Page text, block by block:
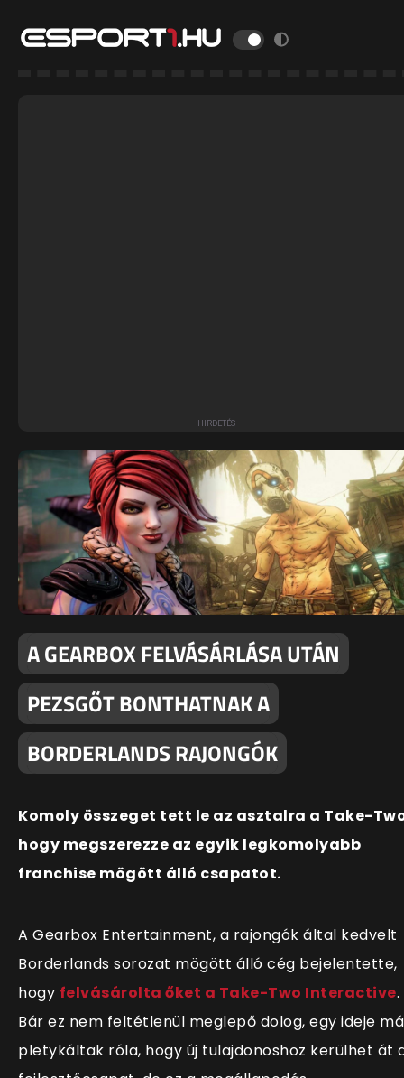
A GEARBOX FELVÁSÁRLÁSA UTÁN
PEZSGŐT BONTHATNAK A
BORDERLANDS RAJONGÓK
Komoly összeget tett le az asztalra a Take-
hogy megszerezze az egyik legkomolyabb
franchise mögött álló csapatot.
A Gearbox Entertainment, a rajongók által kedvelt
Borderlands sorozat mögött álló cég bejelentette,
hogy felvásárolta őket a Take-Two Interactive.
Bár ez nem feltétlenül meglepő dolog, egy ideje
pletykáltak róla, hogy új tulajdonoshoz kerülhet át